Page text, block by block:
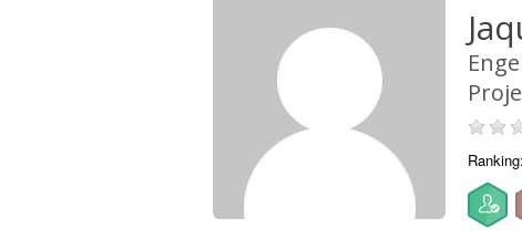
Ranking: